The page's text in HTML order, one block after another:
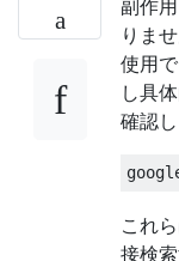
副作
りま
使用
し具
確認し
これ
接検